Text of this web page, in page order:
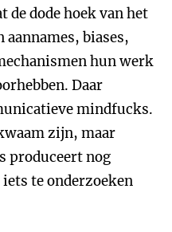
de dode hoek van het
aannames, biases,
hun werk
Daar
mindfucks.
zijn, maar
produceert nog
te onderzoeken